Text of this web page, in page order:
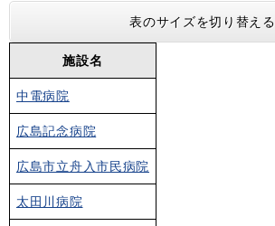
表のサイズを切り替える
施設名
中電病院
広島記念病院
広島市立舟入市民病院
太田川病院